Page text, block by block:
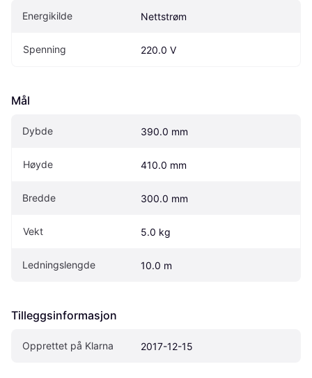
Energikilde Nettstrøm
Spenning 220.0 V
Mål
Dybde 390.0 mm
Høyde 410.0 mm
Bredde 300.0 mm
Vekt 5.0 kg
Ledningslengde 10.0 m
Tilleggsinformasjon
Opprettet på Klarna 2017-12-15